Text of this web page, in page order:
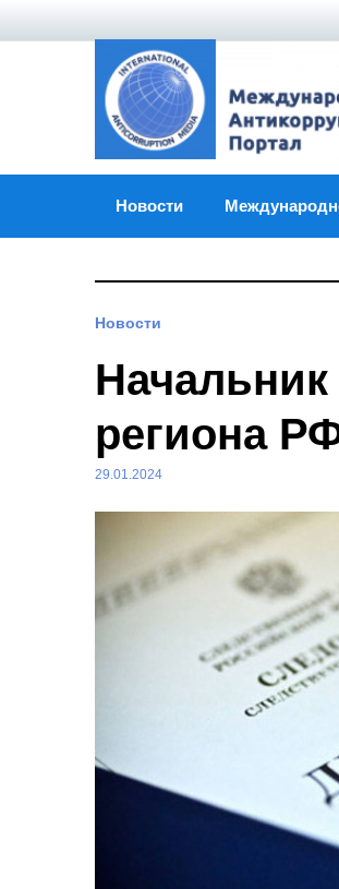
Новости
Новости
Начальник
региона
29.01.2024